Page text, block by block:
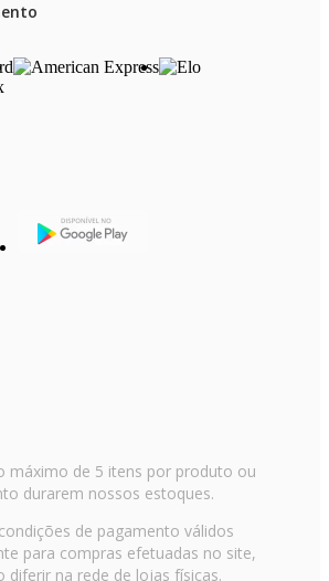
máximo de 5 itens por produto ou
durarem nossos estoques.
de pagamento válidos
para compras efetuadas no site,
diferir na rede de lojas físicas.